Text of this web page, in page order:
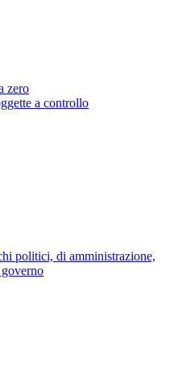
zero
a controllo
politici, di amministrazione,